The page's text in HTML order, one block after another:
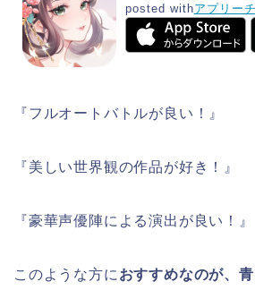
posted withアプリーチ
『フルオートバトルが良い！』
『美しい世界観の作品が好き！』
『豪華声優陣による演出が良い！』
このような方に おすすめなのが、